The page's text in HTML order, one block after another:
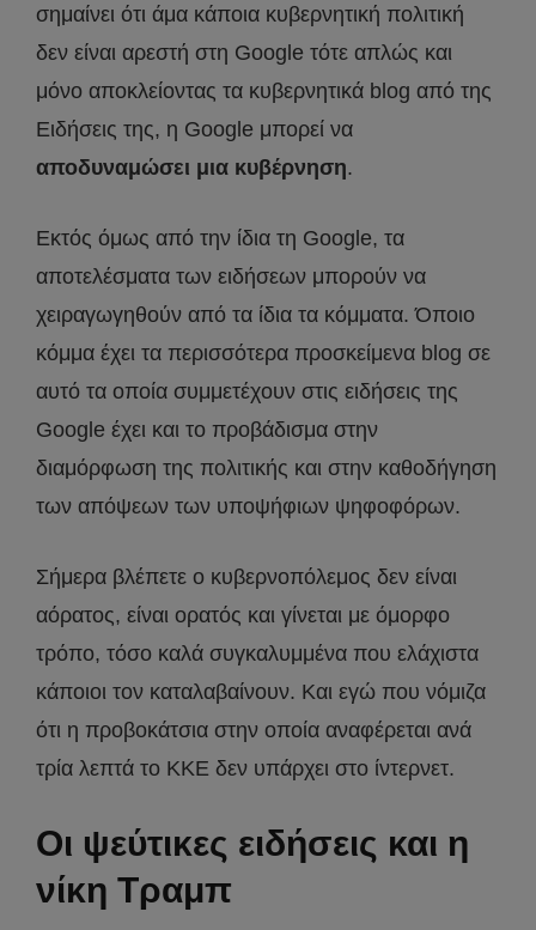
σημαίνει ότι άμα κάποια κυβερνητική πολιτική
δεν είναι αρεστή στη Google τότε απλώς και
μόνο αποκλείοντας τα κυβερνητικά blog από της
Ειδήσεις της, η Google μπορεί να
αποδυναμώσει μια κυβέρνηση.
Εκτός όμως από την ίδια τη Google, τα
αποτελέσματα των ειδήσεων μπορούν να
χειραγωγηθούν από τα ίδια τα κόμματα. Όποιο
κόμμα έχει τα περισσότερα προσκείμενα blog σε
αυτό τα οποία συμμετέχουν στις ειδήσεις της
Google έχει και το προβάδισμα στην
διαμόρφωση της πολιτικής και στην καθοδήγηση
των απόψεων των υποψήφιων ψηφοφόρων.
Σήμερα βλέπετε ο κυβερνοπόλεμος δεν είναι
αόρατος, είναι ορατός και γίνεται με όμορφο
τρόπο, τόσο καλά συγκαλυμμένα που ελάχιστα
κάποιοι τον καταλαβαίνουν. Και εγώ που νόμιζα
ότι η προβοκάτσια στην οποία αναφέρεται ανά
τρία λεπτά το ΚΚΕ δεν υπάρχει στο ίντερνετ.
Οι ψεύτικες ειδήσεις και η
νίκη Τραμπ